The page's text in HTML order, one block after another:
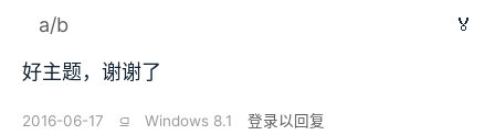
a/b 🏅
好主题，谢谢了
2016-06-17 ⫑ Windows 8.1 登录以回复